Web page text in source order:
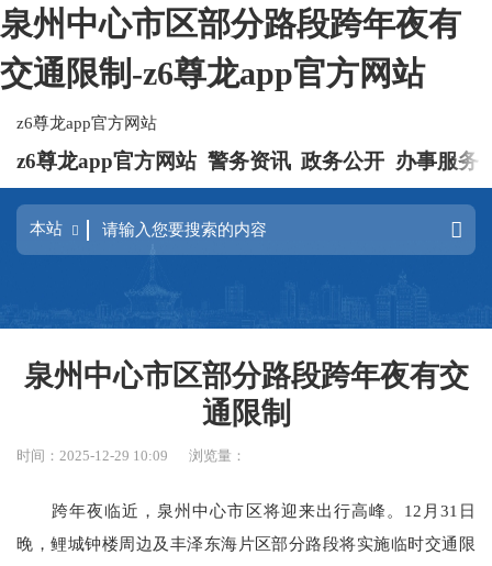
泉州中心市区部分路段跨年夜有
交通限制-z6尊龙app官方网站
z6尊龙app官方网站
z6尊龙app官方网站 警务资讯 政务公开 办事服务
泉州中心市区部分路段跨年夜有交
通限制
时间：2025-12-29 10:09 浏览量：
跨年夜临近，泉州中心市区将迎来出行高峰。12月31日
晚，鲤城钟楼周边及丰泽东海片区部分路段将实施临时交通限